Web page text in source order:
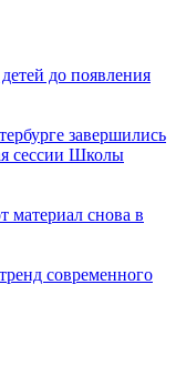
до появления
завершились
сессии Школы
материал снова в
современного